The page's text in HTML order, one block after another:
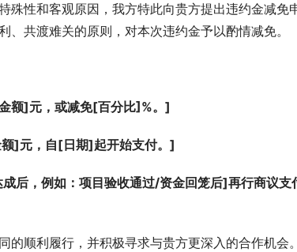
殊性和客观原因，我方特此向贵方提出违约金减免
共渡难关的原则，对本次违约金予以酌情减免。
额]元，或减免[百分比]%。]
]元，自[日期]起开始支付。]
后，例如：项目验收通过/资金回笼后]再行商议支
的顺利履行，并积极寻求与贵方更深入的合作机会